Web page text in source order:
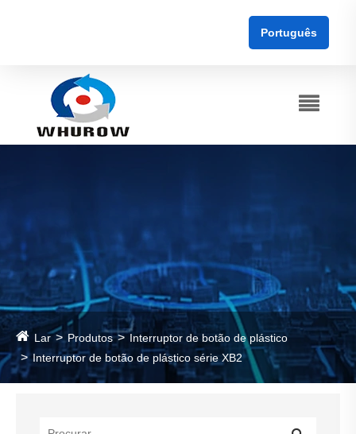
Português
Lar Produtos
Interruptor de botão de plástico
Interruptor de botão de plástico série XB2